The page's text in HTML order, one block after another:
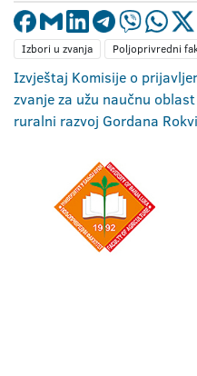
Izbori u zvanja Poljoprivredni
Izvještaj Komisije o
zvanje za užu naučnu
ruralni razvoj Gordana